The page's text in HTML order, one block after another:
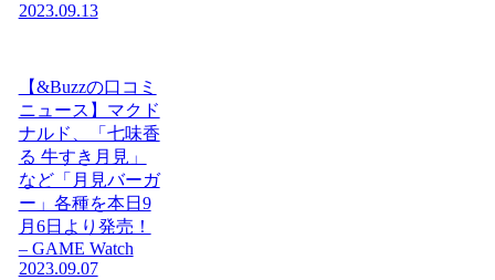
2023.09.13
【&Buzzの口コミ
ニュース】マクド
ナルド、「七味香
る 牛すき月見」
など「月見バーガ
ー」各種を本日9
月6日より発売！
– GAME Watch
2023.09.07